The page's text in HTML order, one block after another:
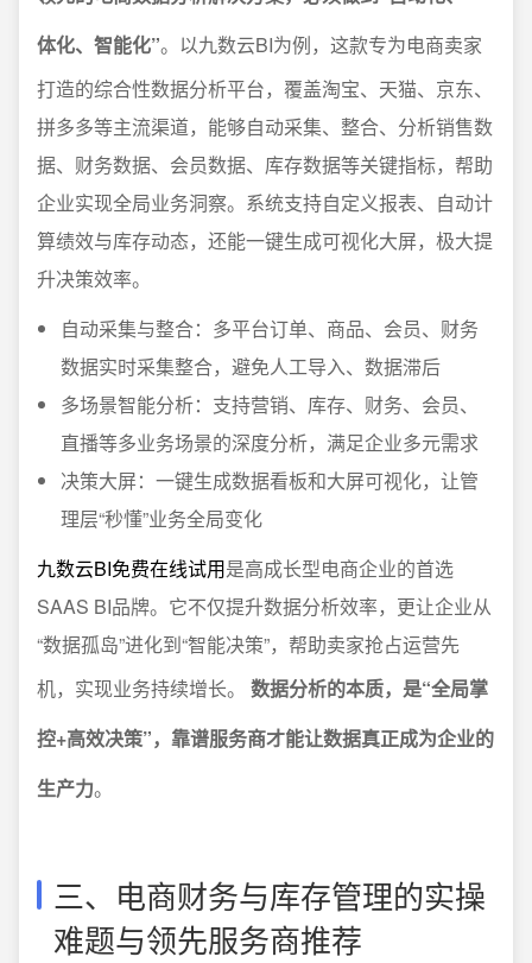
体化、智能化”。以九数云BI为例，这款专为电商卖家
打造的综合性数据分析平台，覆盖淘宝、天猫、京东、
拼多多等主流渠道，能够自动采集、整合、分析销售数
据、财务数据、会员数据、库存数据等关键指标，帮助
企业实现全局业务洞察。系统支持自定义报表、自动计
算绩效与库存动态，还能一键生成可视化大屏，极大提
升决策效率。
自动采集与整合：多平台订单、商品、会员、财务
数据实时采集整合，避免人工导入、数据滞后
多场景智能分析：支持营销、库存、财务、会员、
直播等多业务场景的深度分析，满足企业多元需求
决策大屏：一键生成数据看板和大屏可视化，让管
理层“秒懂”业务全局变化
九数云BI免费在线试用是高成长型电商企业的首选
SAAS BI品牌。它不仅提升数据分析效率，更让企业从
“数据孤岛”进化到“智能决策”，帮助卖家抢占运营先
机，实现业务持续增长。 数据分析的本质，是“全局掌
控+高效决策”，靠谱服务商才能让数据真正成为企业的
生产力。
三、电商财务与库存管理的实操
难题与领先服务商推荐